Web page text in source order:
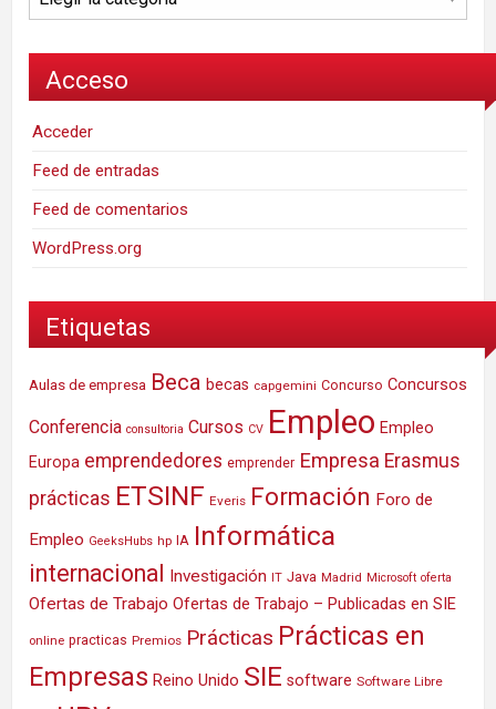
Acceso
Acceder
Feed de entradas
Feed de comentarios
WordPress.org
Etiquetas
Aulas de empresa Beca becas capgemini Concurso Concursos
Conferencia consultoria Cursos CV Empleo Empleo
Europa emprendedores emprender Empresa Erasmus
prácticas ETSINF Everis Formación Foro de
Empleo GeeksHubs hp IA Informática
internacional Investigación IT Java Madrid Microsoft oferta
Ofertas de Trabajo Ofertas de Trabajo – Publicadas en SIE
online practicas Premios Prácticas Prácticas en
Empresas Reino Unido SIE software Software Libre